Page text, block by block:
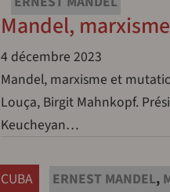
Mandel,
4 décembre 2023
Mandel, marxisme et
Louça, Birgit Mahnkopf.
Keucheyan…
CUBA ERNEST MANDEL,